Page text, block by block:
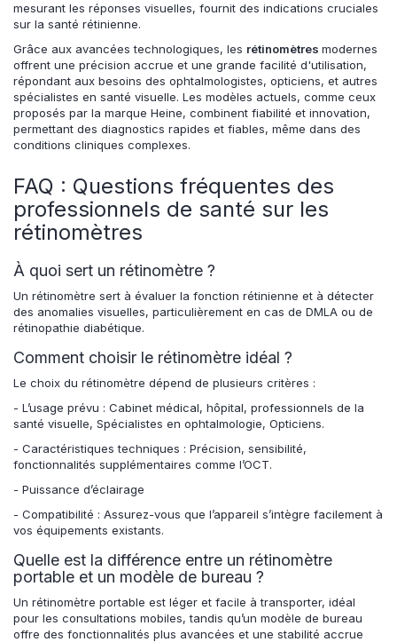
mesurant les réponses visuelles, fournit des indications cruciales
sur la santé rétinienne.
Grâce aux avancées technologiques, les rétinomètres modernes
offrent une précision accrue et une grande facilité d'utilisation,
répondant aux besoins des ophtalmologistes, opticiens, et autres
spécialistes en santé visuelle. Les modèles actuels, comme ceux
proposés par la marque Heine, combinent fiabilité et innovation,
permettant des diagnostics rapides et fiables, même dans des
conditions cliniques complexes.
FAQ : Questions fréquentes des
professionnels de santé sur les
rétinomètres
À quoi sert un rétinomètre ?
Un rétinomètre sert à évaluer la fonction rétinienne et à détecter
des anomalies visuelles, particulièrement en cas de DMLA ou de
rétinopathie diabétique.
Comment choisir le rétinomètre idéal ?
Le choix du rétinomètre dépend de plusieurs critères :
- L’usage prévu : Cabinet médical, hôpital, professionnels de la
santé visuelle, Spécialistes en ophtalmologie, Opticiens.
- Caractéristiques techniques : Précision, sensibilité,
fonctionnalités supplémentaires comme l’OCT.
- Puissance d’éclairage
- Compatibilité : Assurez-vous que l’appareil s’intègre facilement à
vos équipements existants.
Quelle est la différence entre un rétinomètre
portable et un modèle de bureau ?
Un rétinomètre portable est léger et facile à transporter, idéal
pour les consultations mobiles, tandis qu’un modèle de bureau
offre des fonctionnalités plus avancées et une stabilité accrue